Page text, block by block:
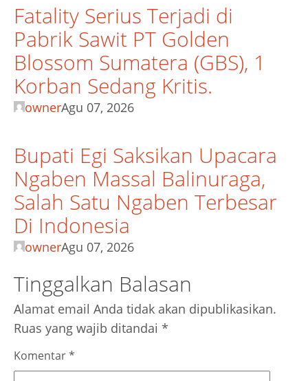
Fatality Serius Terjadi di
Pabrik Sawit PT Golden
Blossom Sumatera (GBS), 1
Korban Sedang Kritis.
ownerAgu 07, 2026
Bupati Egi Saksikan Upacara
Ngaben Massal Balinuraga,
Salah Satu Ngaben Terbesar
Di Indonesia
ownerAgu 07, 2026
Tinggalkan Balasan
Alamat email Anda tidak akan dipublikasikan.
Ruas yang wajib ditandai *
Komentar*